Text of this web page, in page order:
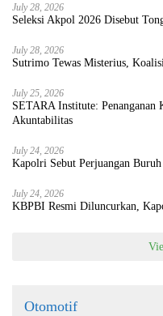
July 28, 2026
Seleksi Akpol 2026 Disebut
July 28, 2026
Sutrimo Tewas Misterius,
July 25, 2026
SETARA Institute: Penanganan
Akuntabilitas
July 24, 2026
Kapolri Sebut Perjuangan
July 24, 2026
KBPBI Resmi Diluncurkan,
Otomotif